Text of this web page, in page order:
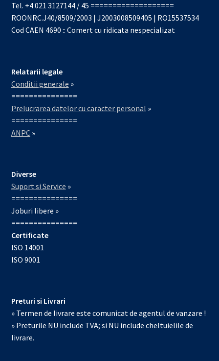
Tel. +4 021 3127144 / 45 ===================
ROONRC.J40/8509/2003 | J2003008509405 | RO15537534
Cod CAEN 4690 :: Comert cu ridicata nespecializat
Relatarii legale
Conditii generale »
===============
Prelucrarea datelor cu caracter personal »
===============
ANPC»
Diverse
Suport si Service »
===============
Joburi libere »
===============
Certificate
ISO 14001
ISO 9001
Preturi si Livrari
» Termen de livrare este comunicat de agentul de vanzare !
» Preturile NU include TVA; si NU include cheltuielile de
livrare.